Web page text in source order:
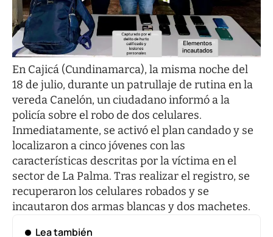
En Cajicá (Cundinamarca), la misma noche del
18 de julio, durante un patrullaje de rutina en la
vereda Canelón, un ciudadano informó a la
policía sobre el robo de dos celulares.
Inmediatamente, se activó el plan candado y se
localizaron a cinco jóvenes con las
características descritas por la víctima en el
sector de La Palma. Tras realizar el registro, se
recuperaron los celulares robados y se
incautaron dos armas blancas y dos machetes.
Lea también